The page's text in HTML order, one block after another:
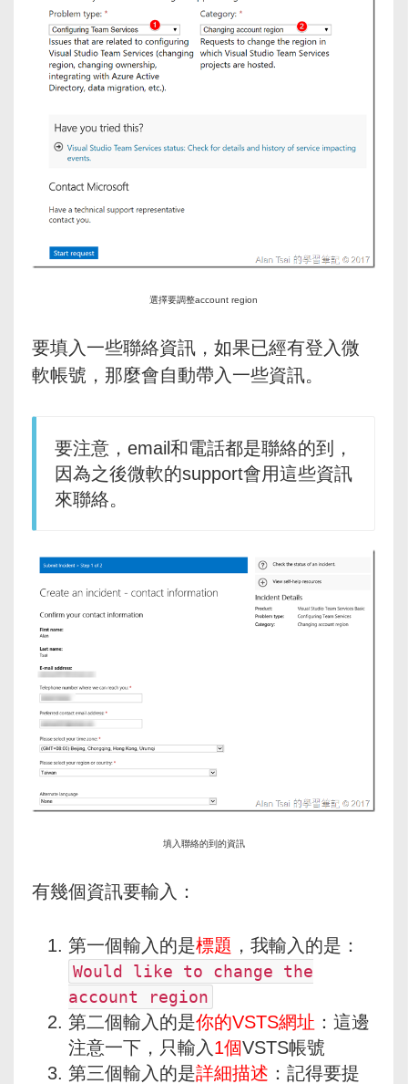
選擇要調整account region
要填入一些聯絡資訊，如果已經有登入微
軟帳號，那麼會自動帶入一些資訊。
要注意，email和電話都是聯絡的到，
因為之後微軟的support會用這些資訊
來聯絡。
填入聯絡的到的資訊
有幾個資訊要輸入：
第一個輸入的是標題 ，我輸入的是：
Would like to change the
account region
第二個輸入的是你的VSTS網址 ：這邊
注意一下，只輸入 1個VSTS帳號
第三個輸入的是詳細描述 ：記得要提